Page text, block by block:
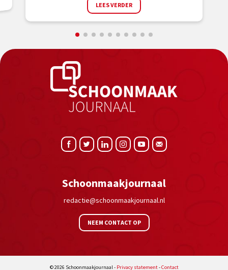
LEES VERDER
Schoonmaakjournaal
redactie@schoonmaakjournaal.nl
NEEM CONTACT OP
© 2026 Schoonmaakjournaal - Privacy statement-Contact